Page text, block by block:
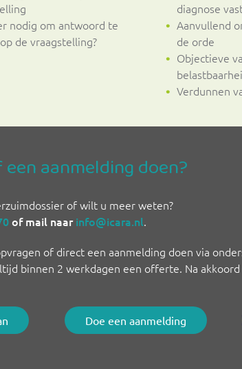
nodig om antwoord te
de vraagstelling?
diagnose
Aanvullend
de orde
Objectieve
Verdunnen
aanmelding doen?
of wilt u meer weten?
of mail naarinfo@icara.nl.
of direct een aanmelding doen via
binnen 2 werkdagen een offerte. Na
Doe een aanmelding